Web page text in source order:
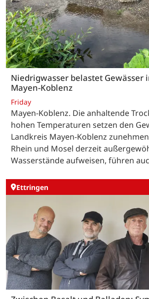
Niedrigwasser belastet Gewässer
Mayen-Koblenz
Friday
Mayen-Koblenz. Die anhaltende
hohen Temperaturen setzen den
Landkreis Mayen-Koblenz
Rhein und Mosel derzeit
Wasserstände aufweisen, führen
Ettringen